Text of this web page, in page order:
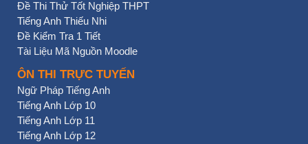
Đề Thi Thử Tốt Nghiệp THPT
Tiếng Anh Thiếu Nhi
Đề Kiểm Tra 1 Tiết
Tài Liệu Mã Nguồn Moodle
ÔN THI TRỰC TUYẾN
Ngữ Pháp Tiếng Anh
Tiếng Anh Lớp 10
Tiếng Anh Lớp 11
Tiếng Anh Lớp 12